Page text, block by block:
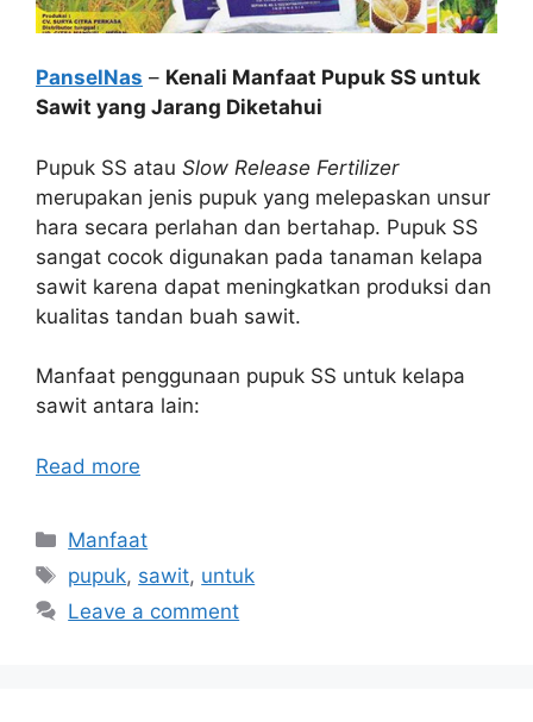
PanselNas – Kenali Manfaat Pupuk SS untuk
Sawit yang Jarang Diketahui
Pupuk SS atau Slow Release Fertilizer
merupakan jenis pupuk yang melepaskan unsur
hara secara perlahan dan bertahap. Pupuk SS
sangat cocok digunakan pada tanaman kelapa
sawit karena dapat meningkatkan produksi dan
kualitas tandan buah sawit.
Manfaat penggunaan pupuk SS untuk kelapa
sawit antara lain:
Read more
Categories
Manfaat
Tags
pupuk, sawit, untuk
Leave a comment